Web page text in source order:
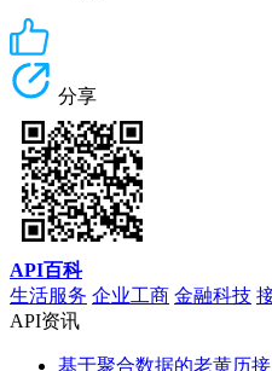
分享
API百科
生活服务 企业工商 金融科技
API资讯
基于聚合数据的老黄历